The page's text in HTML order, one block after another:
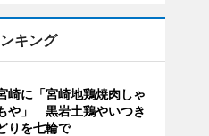
キング
崎に「宮崎地鶏焼肉しゃ
や」 黒岩土鶏やいつき
りを七輪で